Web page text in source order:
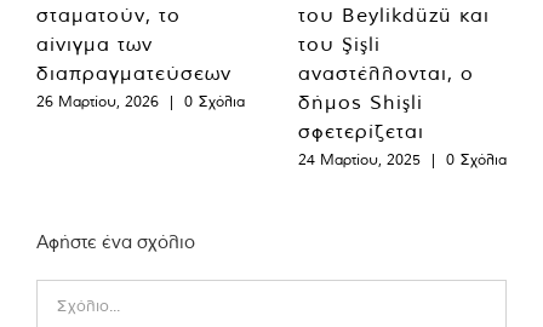
σταματούν, το
αίνιγμα των
διαπραγματεύσεων
26 Μαρτίου, 2026 | 0 Σχόλια
του Beylikdüzü και
του Şişli
αναστέλλονται, ο
δήμος Shişli
σφετερίζεται
24 Μαρτίου, 2025 | 0 Σχόλια
Αφήστε ένα σχόλιο